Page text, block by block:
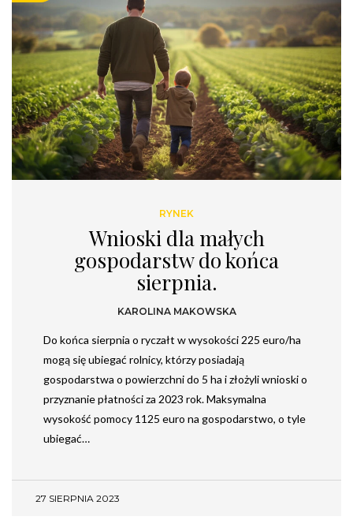
RYNEK
Wnioski dla małych
gospodarstw do końca
sierpnia.
KAROLINA MAKOWSKA
Do końca sierpnia o ryczałt w wysokości 225 euro/ha
mogą się ubiegać rolnicy, którzy posiadają
gospodarstwa o powierzchni do 5 ha i złożyli wnioski o
przyznanie płatności za 2023 rok. Maksymalna
wysokość pomocy 1125 euro na gospodarstwo, o tyle
ubiegać…
27 SIERPNIA 2023